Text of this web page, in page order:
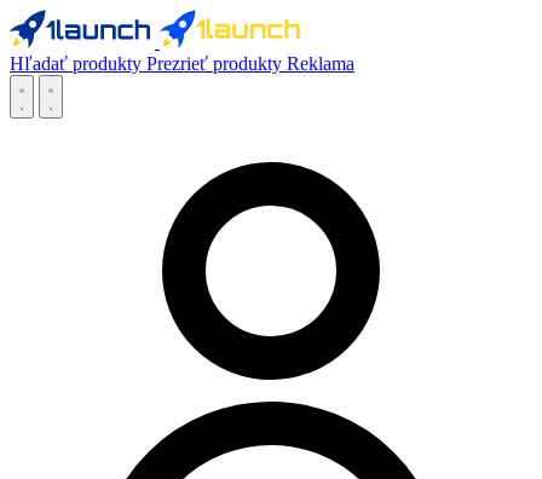
Hľadať produkty Prezrieť produkty Reklama